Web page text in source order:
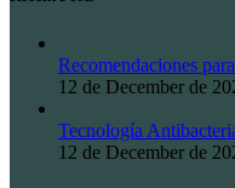
Recomendaciones
12 de December de
Tecnología
12 de December de